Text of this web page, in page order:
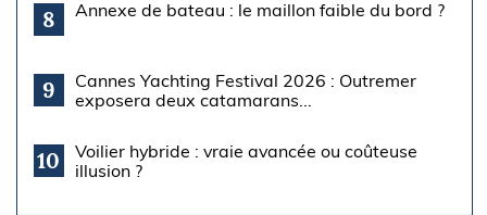
8 Annexe de bateau : le maillon faible du bord ?
9
Cannes Yachting Festival 2026 : Outremer
exposera deux catamarans...
10
Voilier hybride : vraie avancée ou coûteuse
illusion ?